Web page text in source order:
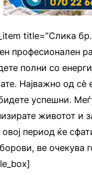
title=”Слика
професионален
полни со
Најважно од
успешни.
животот и
период ќе
ве очекува